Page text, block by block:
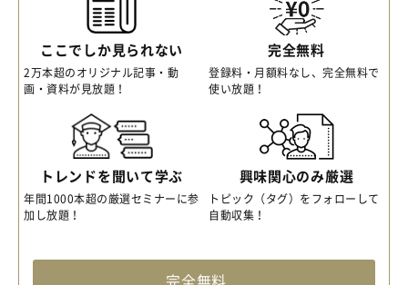
ここでしか見られない
2万本超のオリジナル記事・動
画・資料が見放題！
完全無料
登録料・月額料なし、完全無料で
使い放題！
トレンドを聞いて学ぶ
年間1000本超の厳選セミナーに参
加し放題！
興味関心のみ厳選
トピック（タグ）をフォローして
自動収集！